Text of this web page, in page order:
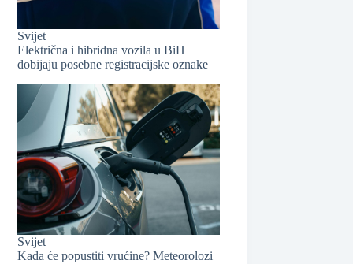
Svijet
Električna i hibridna vozila u BiH
dobijaju posebne registracijske oznake
Svijet
Kada će popustiti vrućine? Meteorolozi
❆